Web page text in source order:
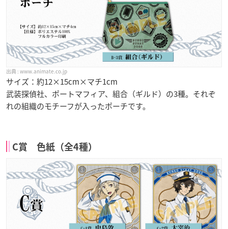
www.animate.co.jp
サイズ：約12×15cm×マチ1cm
武装探偵社、ポートマフィア、組合（ギルド）の3種。それぞ
れの組織のモチーフが入ったポーチです。
C賞 色紙（全4種）